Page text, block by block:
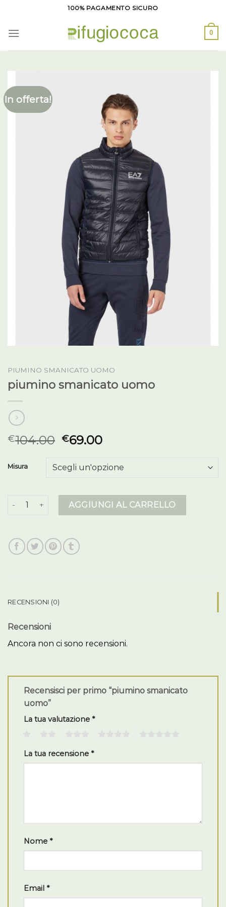
contenuti
100% PAGAMENTO SICURO
0
In offerta!
PIUMINO SMANICATO UOMO
piumino smanicato uomo
€104.00 €69.00
Misura
piumino smanicato uomo quantità
AGGIUNGI AL CARRELLO
RECENSIONI (0)
Recensioni
Ancora non ci sono recensioni.
Recensisci per primo “piumino smanicato
uomo”
La tua valutazione *
La tua recensione *
Nome *
Email *